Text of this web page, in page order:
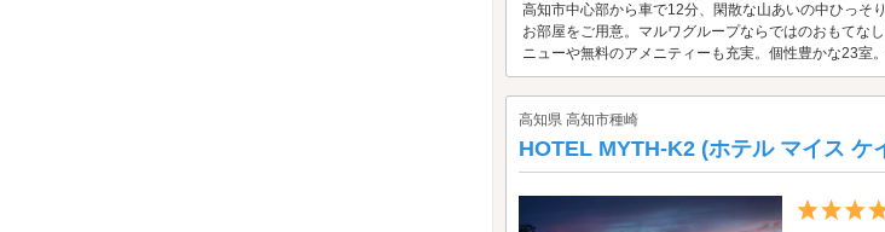
高知市中心部から車で12分、閑散な山あいの中ひっそ
お部屋をご用意。マルワグループならではのおもてな
ニューや無料のアメニティーも充実。個性豊かな23室
高知県 高知市種崎
HOTEL MYTH-K2 (ホテル マイス ケ